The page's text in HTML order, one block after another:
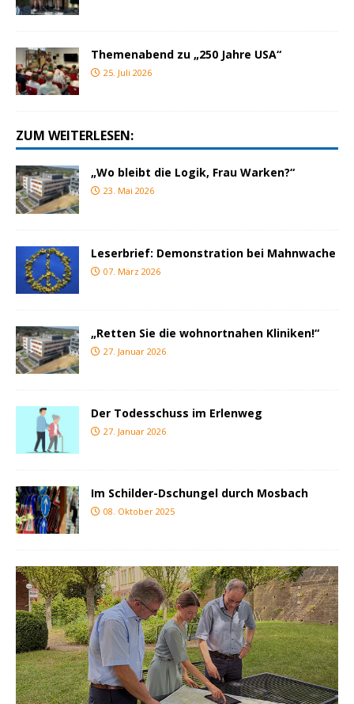
Themenabend zu „250 Jahre USA“
25. Juli 2026
ZUM WEITERLESEN:
„Wo bleibt die Logik, Frau Warken?“
23. Mai 2026
Leserbrief: Demonstration bei Mahnwache
07. März 2026
„Retten Sie die wohnortnahen Kliniken!“
27. Januar 2026
Der Todesschuss im Erlenweg
27. Januar 2026
Im Schilder-Dschungel durch Mosbach
08. Oktober 2025